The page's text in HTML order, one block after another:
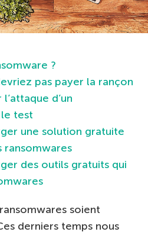
?
pas payer la rançon
d’un
le test
une solution gratuite
ransomwares
des outils gratuits qui
soient
derniers temps nous